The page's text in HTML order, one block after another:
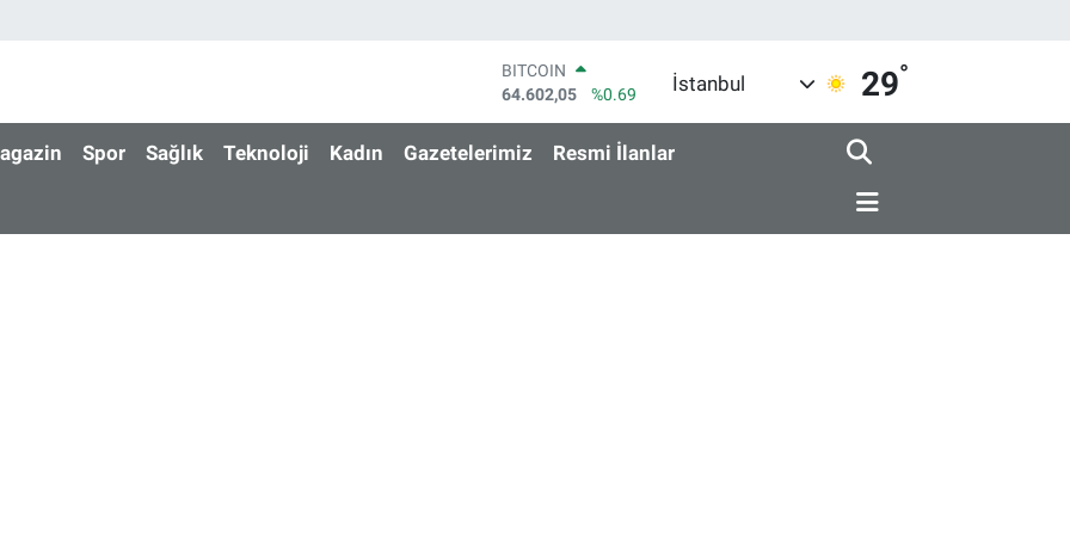
BITCOIN
64.602,05
%0.69
47,6006
%0.06
EURO
64,2398
%0.2
İstanbul 29°
Spor Sağlık Teknoloji Kadın Gazetelerimiz Resmi İlanlar